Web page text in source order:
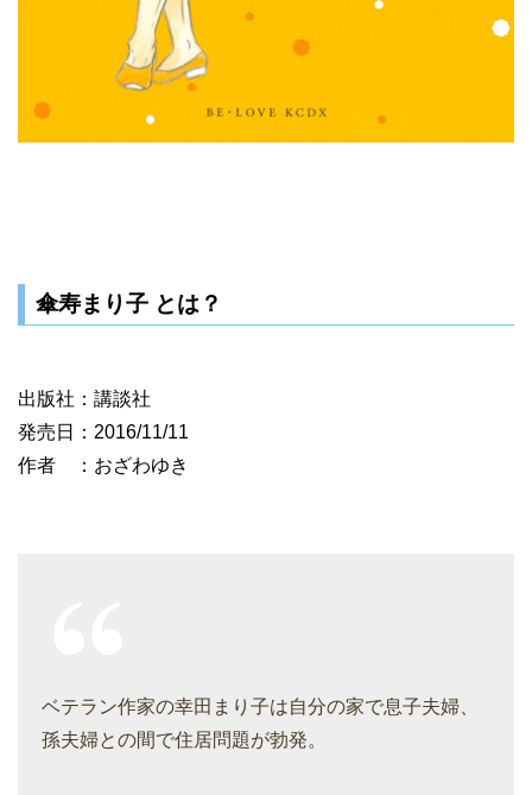
傘寿まり子 とは？
出版社：講談社
発売日：2016/11/11
作者 ：おざわゆき
ベテラン作家の幸田まり子は自分の家で息子夫婦、
孫夫婦との間で住居問題が勃発。